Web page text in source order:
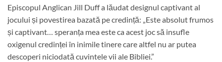
Episcopul Anglican Jill Duff a lăudat designul captivant al
jocului și povestirea bazată pe credință: „Este absolut frumos
și captivant… speranța mea este ca acest joc să insufle
oxigenul credinței în inimile tinere care altfel nu ar putea
descoperi niciodată cuvintele vii ale Bibliei.”